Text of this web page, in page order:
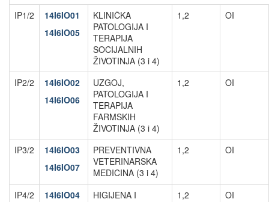
IP1/2
14I6IO01
14I6IO05
KLINIČKA
PATOLOGIJA I
TERAPIJA
SOCIJALNIH
ŽIVOTINJA (3 i 4)
1,2 OI
IP2/2
14I6IO02
14I6IO06
UZGOJ,
PATOLOGIJA I
TERAPIJA
FARMSKIH
ŽIVOTINJA (3 i 4)
1,2 OI
IP3/2
14I6IO03
14I6IO07
PREVENTIVNA
VETERINARSKA
MEDICINA (3 i 4)
1,2 OI
IP4/2
14I6IO04
HIGIJENA I
1,2 OI